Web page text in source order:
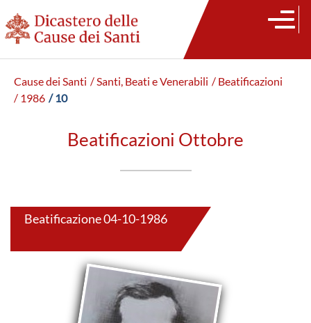
Cause dei Santi / Santi, Beati e Venerabili / Beatificazioni
/ 1986 / 10
Beatificazioni Ottobre
Beatificazione 04-10-1986